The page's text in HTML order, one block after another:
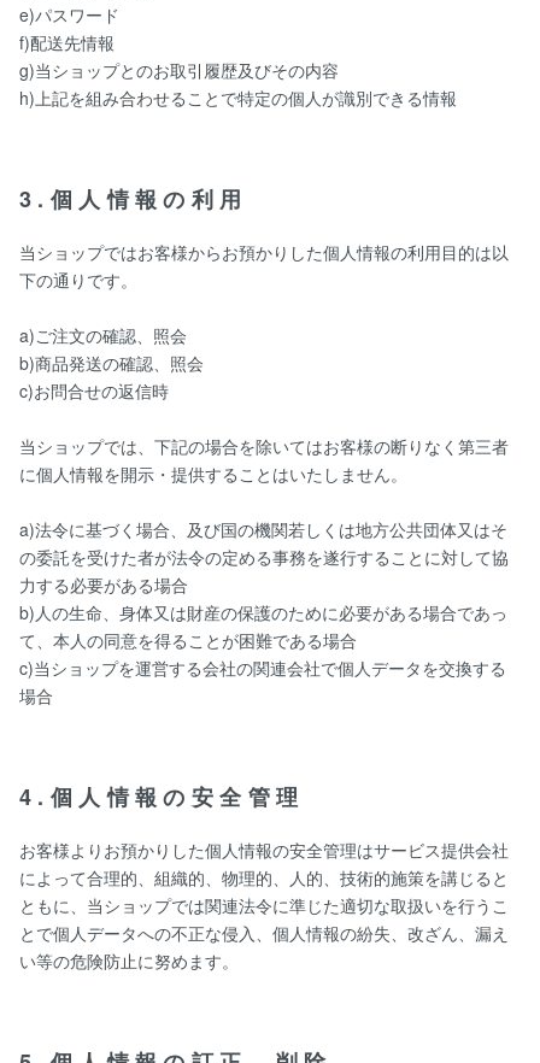
e)パスワード
f)配送先情報
g)当ショップとのお取引履歴及びその内容
h)上記を組み合わせることで特定の個人が識別できる情報
3.個人情報の利用
当ショップではお客様からお預かりした個人情報の利用目的は以
下の通りです。
a)ご注文の確認、照会
b)商品発送の確認、照会
c)お問合せの返信時
当ショップでは、下記の場合を除いてはお客様の断りなく第三者
に個人情報を開示・提供することはいたしません。
a)法令に基づく場合、及び国の機関若しくは地方公共団体又はそ
の委託を受けた者が法令の定める事務を遂行することに対して協
力する必要がある場合
b)人の生命、身体又は財産の保護のために必要がある場合であっ
て、本人の同意を得ることが困難である場合
c)当ショップを運営する会社の関連会社で個人データを交換する
場合
4.個人情報の安全管理
お客様よりお預かりした個人情報の安全管理はサービス提供会社
によって合理的、組織的、物理的、人的、技術的施策を講じると
ともに、当ショップでは関連法令に準じた適切な取扱いを行うこ
とで個人データへの不正な侵入、個人情報の紛失、改ざん、漏え
い等の危険防止に努めます。